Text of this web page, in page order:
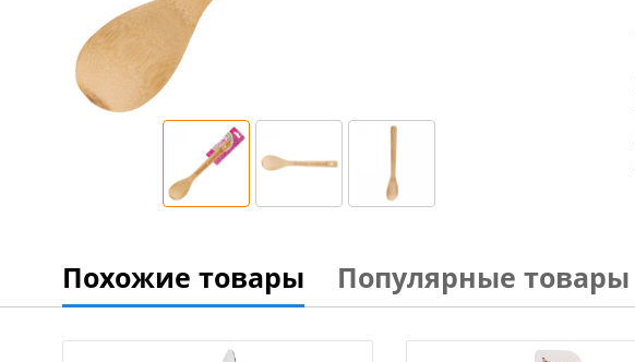
Похожие товары Популярные товары